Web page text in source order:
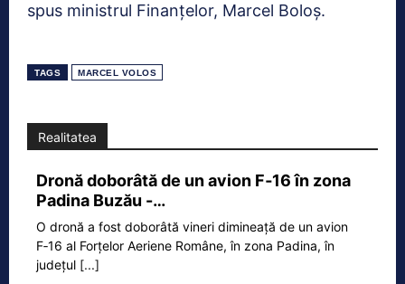
spus ministrul Finanțelor, Marcel Boloș.
TAGS MARCEL VOLOS
Realitatea
Dronă doborâtă de un avion F‑16 în zona
Padina Buzău -…
O dronă a fost doborâtă vineri dimineață de un avion
F‑16 al Forțelor Aeriene Române, în zona Padina, în
județul [...]